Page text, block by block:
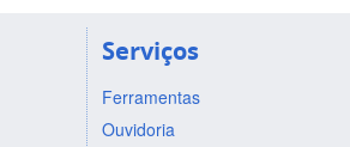
Serviços
Ferramentas
Ouvidoria